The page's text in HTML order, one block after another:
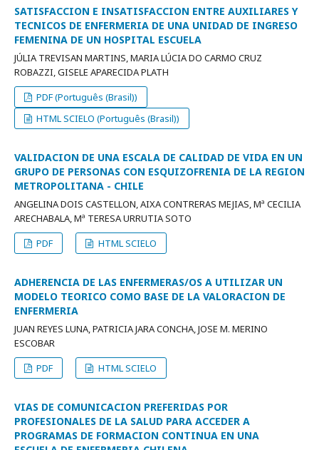
SATISFACCION E INSATISFACCION ENTRE AUXILIARES Y
TECNICOS DE ENFERMERIA DE UNA UNIDAD DE INGRESO
FEMENINA DE UN HOSPITAL ESCUELA
JÚLIA TREVISAN MARTINS, MARIA LÚCIA DO CARMO CRUZ
ROBAZZI, GISELE APARECIDA PLATH
PDF (Português (Brasil))
HTML SCIELO (Português (Brasil))
VALIDACION DE UNA ESCALA DE CALIDAD DE VIDA EN UN
GRUPO DE PERSONAS CON ESQUIZOFRENIA DE LA REGION
METROPOLITANA - CHILE
ANGELINA DOIS CASTELLON, AIXA CONTRERAS MEJIAS, Mª CECILIA
ARECHABALA, Mª TERESA URRUTIA SOTO
PDF
HTML SCIELO
ADHERENCIA DE LAS ENFERMERAS/OS A UTILIZAR UN
MODELO TEORICO COMO BASE DE LA VALORACION DE
ENFERMERIA
JUAN REYES LUNA, PATRICIA JARA CONCHA, JOSE M. MERINO
ESCOBAR
PDF
HTML SCIELO
VIAS DE COMUNICACION PREFERIDAS POR
PROFESIONALES DE LA SALUD PARA ACCEDER A
PROGRAMAS DE FORMACION CONTINUA EN UNA